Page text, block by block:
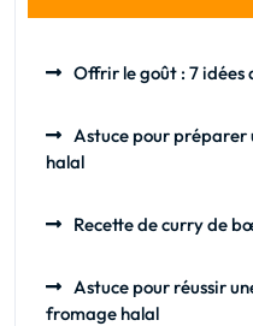
Offrir le goût : 7 idées
Astuce pour préparer
halal
Recette de curry de
Astuce pour réussir
fromage halal